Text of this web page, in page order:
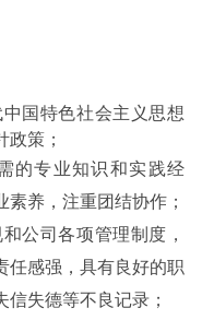
国特色社会主义思想
策；
的专业知识和实践经
养，注重团结协作；
公司各项管理制度，
任感强，具有良好的职
失德等不良记录；